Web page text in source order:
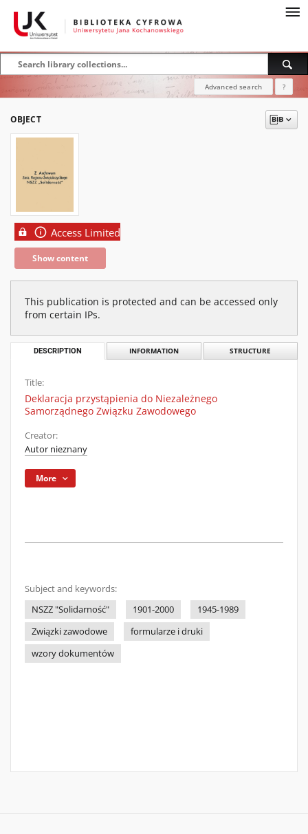
Advanced search ?
OBJECT
Access Limited
Show content
This publication is protected and can be accessed only
from certain IPs.
DESCRIPTION INFORMATION STRUCTURE
Title:
Deklaracja przystąpienia do Niezależnego
Samorządnego Związku Zawodowego
Creator:
Autor nieznany
More
Subject and keywords:
NSZZ "Solidarność"
1901-2000
1945-1989
Związki zawodowe
formularze i druki
wzory dokumentów